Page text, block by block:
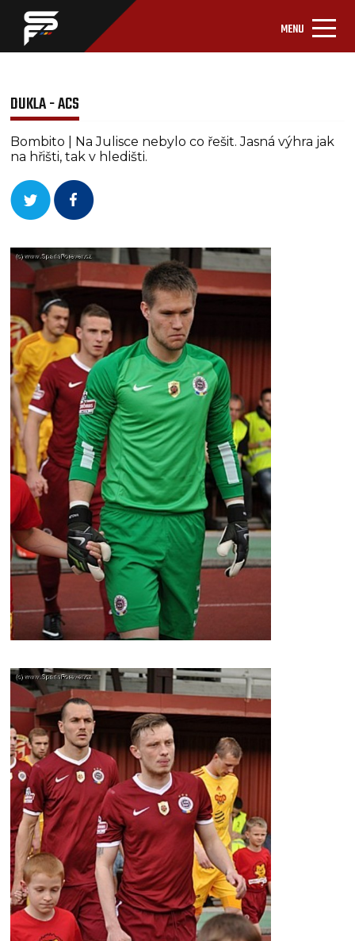
MENU
DUKLA - ACS
Bombito | Na Julisce nebylo co řešit. Jasná výhra jak
na hřišti, tak v hledišti.